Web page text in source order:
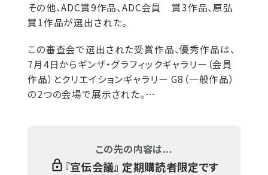
その他、ADC賞9作品、ADC会員 賞3作品、原弘
賞1作品が選出された。
この審査会で選出された受賞作品、優秀作品は、
7月4日からギンザ・グラフィックギャラリー（会員
作品）とクリエイションギャラリー G8（一般作品）
の2つの会場で展示された。…
この先の内容は...
『宣伝会議』 定期購読者限定です